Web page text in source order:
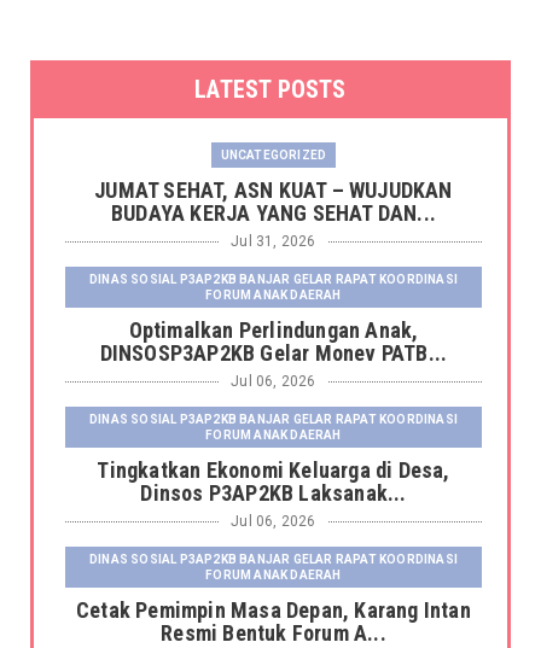
LATEST POSTS
UNCATEGORIZED
JUMAT SEHAT, ASN KUAT – WUJUDKAN
BUDAYA KERJA YANG SEHAT DAN...
Jul 31, 2026
DINAS SOSIAL P3AP2KB BANJAR GELAR RAPAT KOORDINASI
FORUM ANAK DAERAH
Optimalkan Perlindungan Anak,
DINSOSP3AP2KB Gelar Monev PATB...
Jul 06, 2026
DINAS SOSIAL P3AP2KB BANJAR GELAR RAPAT KOORDINASI
FORUM ANAK DAERAH
Tingkatkan Ekonomi Keluarga di Desa,
Dinsos P3AP2KB Laksanak...
Jul 06, 2026
DINAS SOSIAL P3AP2KB BANJAR GELAR RAPAT KOORDINASI
FORUM ANAK DAERAH
Cetak Pemimpin Masa Depan, Karang Intan
Resmi Bentuk Forum A...